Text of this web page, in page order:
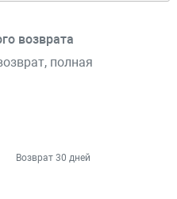
возврата
полная
Возврат 30 дней